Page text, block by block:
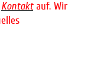
Kontaktauf. Wir